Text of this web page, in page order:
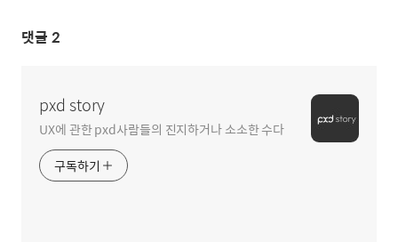
댓글 2
pxd story
UX에 관한 pxd사람들의 진지하거나 소소한 수다
구독하기